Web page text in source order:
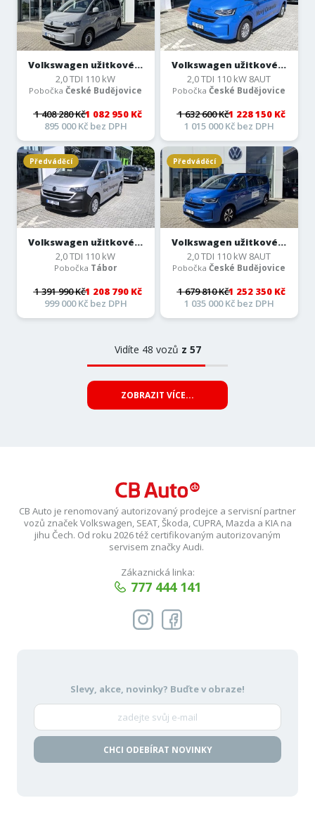
Volkswagen užitkové...
2,0 TDI 110 kW
PobočkaČeské Budějovice
1 408 280 Kč1 082 950 Kč
895 000 Kč bez DPH
Volkswagen užitkové...
2,0 TDI 110 kW 8AUT
PobočkaČeské Budějovice
1 632 600 Kč1 228 150 Kč
1 015 000 Kč bez DPH
Předváděcí
Volkswagen užitkové...
2,0 TDI 110 kW
Pobočka Tábor
1 391 990 Kč1 208 790 Kč
999 000 Kč bez DPH
Předváděcí
Volkswagen užitkové...
2,0 TDI 110 kW 8AUT
PobočkaČeské Budějovice
1 679 810 Kč1 252 350 Kč
1 035 000 Kč bez DPH
Vidíte 48 vozů z 57
ZOBRAZIT VÍCE...
CB Auto je renomovaný autorizovaný prodejce a servisní partner
vozů značek Volkswagen, SEAT, Škoda, CUPRA, Mazda a KIA na
jihu Čech. Od roku 2026 též certifikovaným autorizovaným
servisem značky Audi.
Zákaznická linka:
777 444 141
Slevy, akce, novinky? Buďte v obraze!
CHCI ODEBÍRAT NOVINKY